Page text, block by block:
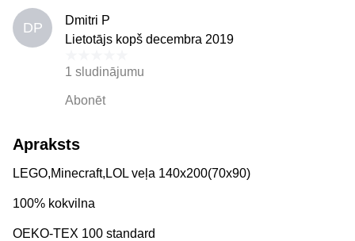
DP
Dmitri P
Lietotājs kopš decembra 2019
1 sludinājumu
Abonēt
Apraksts
LEGO,Minecraft,LOL veļa 140x200(70x90)
100% kokvilna
OEKO-TEX 100 standard